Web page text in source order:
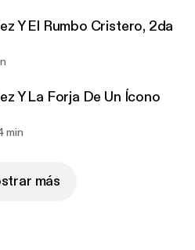
Y El Rumbo Cristero, 2da
Y La Forja De Un Ícono
min
más